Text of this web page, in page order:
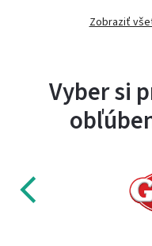
Zobraziť
Vyber si